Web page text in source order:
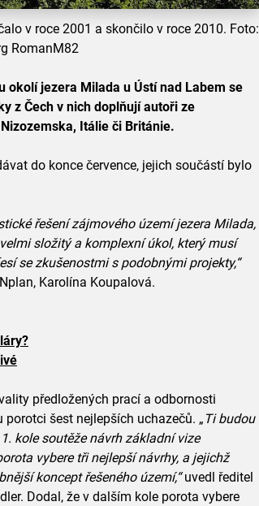
v roce 2001 a skončilo v roce 2010. Foto:
RomanM82
okolí jezera Milada u Ústí nad Labem se
z Čech v nich doplňují autoři ze
Itálie či Británie.
do konce července, jejich součástí bylo
řešení zájmového území jezera Milada,
složitý a komplexní úkol, který musí
se zkušenostmi s podobnými projekty,“
Karolína Koupalová.
předložených prací a odbornosti
šest nejlepších uchazečů. „ Ti budou
kole soutěže návrh základní vize
vybere tři nejlepší návrhy, a jejichž
koncept řešeného území,“uvedl ředitel
Dodal, že v dalším kole porota vybere